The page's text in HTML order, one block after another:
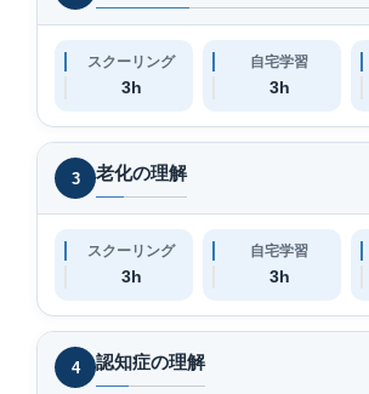
スクーリング
3h
自宅学習
3h
3 老化の理解
スクーリング
3h
自宅学習
3h
4 認知症の理解